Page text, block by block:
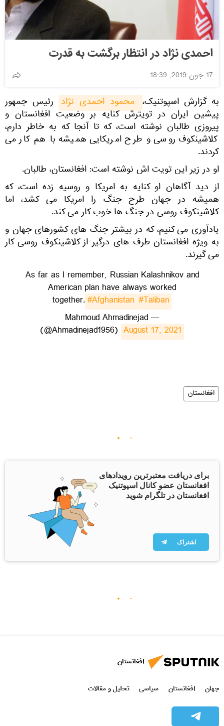
احمدی نژاد در انتظار برگشت به قدرت
17 جون 2019, 18:39
به گزارش اسپوتنیک، محمود احمدی نژاد رئیس جمهور
پیشین ایران در تویترش کنایه بر وضعیت افغانستان و
پیروزی طالبان نوشته است، که تا آنجا که به خاطر دارم،
کلاشینکوف روسی و طرح امریکایی همیشه با هم کار می
کردند.
او در زیر این تویت اش نوشته است: افغانستان، طالبان.
از دید آگاهان او کنایه به امریکا و روسیه زده است، که
همیشه در جهان طرح جنگ را امریکا می کشد، اما
کلاشینکوف روسی در جنگ ها خوب کار می کند.
یادآوری می کنیم، که در بیشتر جنگ های کشورهای جهان و
به ویژه افغانستان طرف های درگیر از کلاشینکوف روسی کار
می گیرند.
As far as I remember, Russian Kalashnikov and
American plan have always worked
together.#Afghanistan #Taliban
— Mahmoud Ahmadinejad
(@Ahmadinejad1956) August 17, 2021
افغانستان
برای دریافت معتبرترین رویدادهای
افغانستان عضو کانال اسپوتنیک
افغانستان در تلگرام شوید
اشتراک
افغانستان
جهان افغانستان سیاسی تحلیل و مقالات